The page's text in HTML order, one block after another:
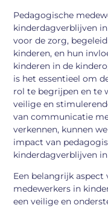
Pedagogische
kinderdagverblijven
voor de zorg,
kinderen, en hun
kinderen in de
is het essentieel om
rol te begrijpen en te
veilige en
van communicatie
verkennen, kunnen
impact van
kinderdagverblijven
Een belangrijk aspect
medewerkers in
een veilige en